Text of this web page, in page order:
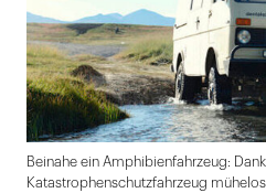
Beinahe ein Amphibienfahrzeug:
Katastrophenschutzfahrzeug